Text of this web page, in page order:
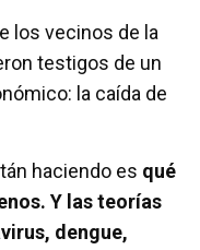
los vecinos de la
testigos de un
la caída de
haciendo es qué
Y las teorías
dengue,